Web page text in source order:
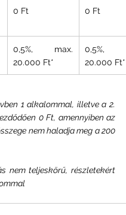
0 Ft 0 Ft
0,5%, max.
20.000 Ft*
0,5%,
20.000 Ft*
1 alkalommal, illetve a 2.
0 Ft, amennyiben az
nem haladja meg a 200
nem teljeskörű, részletekért